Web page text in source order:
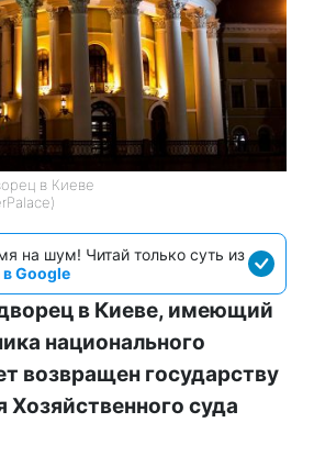
в Киеве
на шум! Читай только суть из
Google
в Киеве, имеющий
национального
возвращен государству
Хозяйственного суда